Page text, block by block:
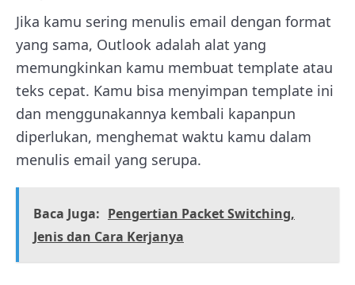
Jika kamu sering menulis email dengan format
yang sama, Outlook adalah alat yang
memungkinkan kamu membuat template atau
teks cepat. Kamu bisa menyimpan template ini
dan menggunakannya kembali kapanpun
diperlukan, menghemat waktu kamu dalam
menulis email yang serupa.
Baca Juga: Pengertian Packet Switching,
Jenis dan Cara Kerjanya